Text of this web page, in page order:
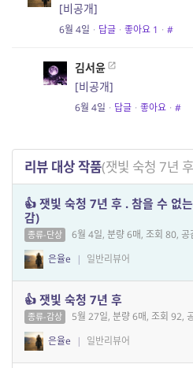
[비공개]
6월 4일 · 답글 · 좋아요 1 · #
김서윤
[비공개]
6월 4일 · 답글 · 좋아요 · #
리뷰 대상 작품(잿빛 숙청 7년
👍 잿빛 숙청 7년 후 . 참을 수 없
감)
종류-단상
6월 4일, 분량 6매, 조회 80, 공
은율e
| 일반리뷰어
👍 잿빛 숙청 7년 후
종류-감상
5월 27일, 분량 6매, 조회 92,
은율e
| 일반리뷰어